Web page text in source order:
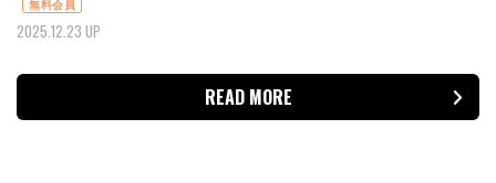
無料会員
2025.12.23 UP
READ MORE